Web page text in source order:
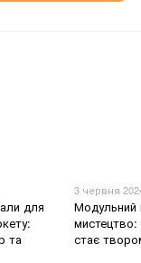
для
та
3 червня
Модульний
мистецтво:
стає